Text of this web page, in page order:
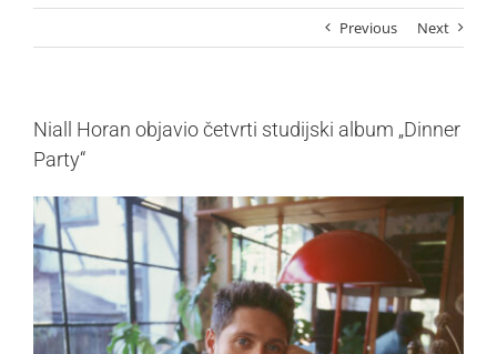
Previous Next
Niall Horan objavio četvrti studijski album „Dinner
Party“